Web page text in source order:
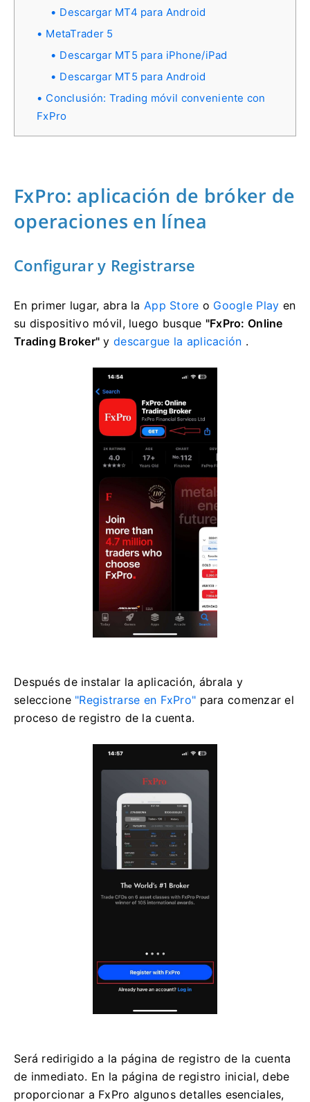
Descargar MT4 para Android
MetaTrader 5
Descargar MT5 para iPhone/iPad
Descargar MT5 para Android
Conclusión: Trading móvil conveniente con
FxPro
FxPro: aplicación de bróker de
operaciones en línea
Configurar y Registrarse
En primer lugar, abra la App Store o Google Play en
su dispositivo móvil, luego busque "FxPro: Online
Trading Broker" ydescargue la aplicación .
Después de instalar la aplicación, ábrala y
seleccione "Registrarse en FxPro" para comenzar el
proceso de registro de la cuenta.
Será redirigido a la página de registro de la cuenta
de inmediato. En la página de registro inicial, debe
proporcionar a FxPro algunos detalles esenciales,